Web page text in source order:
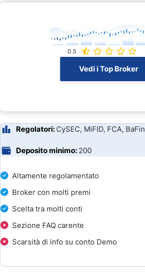
0.5
Vedi i Top Broker
Altamente regolamentato
Broker con molti premi
Scelta tra molti conti
Sezione FAQ carente
Scarsità di info su conto Demo
Regolatori: CySEC, MiFID, FCA, BaFin
Deposito minimo: 200